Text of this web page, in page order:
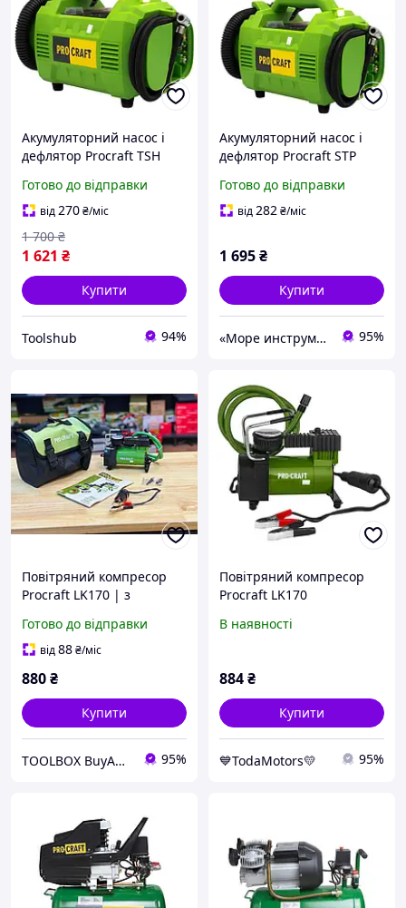
Акумуляторний насос і
дефлятор Procraft TSH
10 л/хв, до 10 барів)
Повітряний компресор
Готово до відправки
від270₴/міс
1 621 ₴
1 700 ₴
Купити
Toolshub 94%
Акумуляторний насос і
дефлятор Procraft STP
10 л/хв, до 10 барів)
Повітряний компресор
Готово до відправки
від282₴/міс
1 695₴
Купити
«Море инструментов» 95%
Повітряний компресор
Procraft LK170 | з
Легко транспортувати +
Сумка - Чохол на Гарантії
Готово до відправки
від88₴/міс
880₴
Купити
TOOLBOX BuyAndWork 95%
Повітряний компресор
Procraft LK170
В наявності
884₴
Купити
💙TodaMotors💛 95%